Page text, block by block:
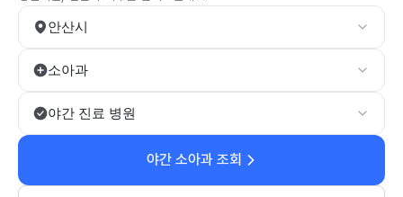
안산시
소아과
야간 진료 병원
야간 소아과 조회